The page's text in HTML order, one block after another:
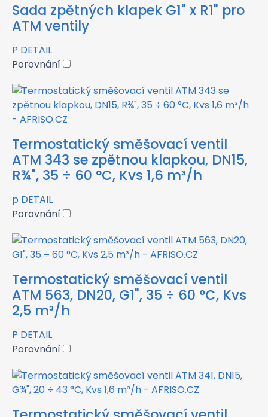
Sada zpětných klapek G1" x R1" pro
ATM ventily
P DETAIL
Porovnání
Termostatický směšovací ventil
ATM 343 se zpětnou klapkou, DN15,
R¾", 35 ÷ 60 °C, Kvs 1,6 m³/h
p DETAIL
Porovnání
Termostatický směšovací ventil
ATM 563, DN20, G1", 35 ÷ 60 °C, Kvs
2,5 m³/h
P DETAIL
Porovnání